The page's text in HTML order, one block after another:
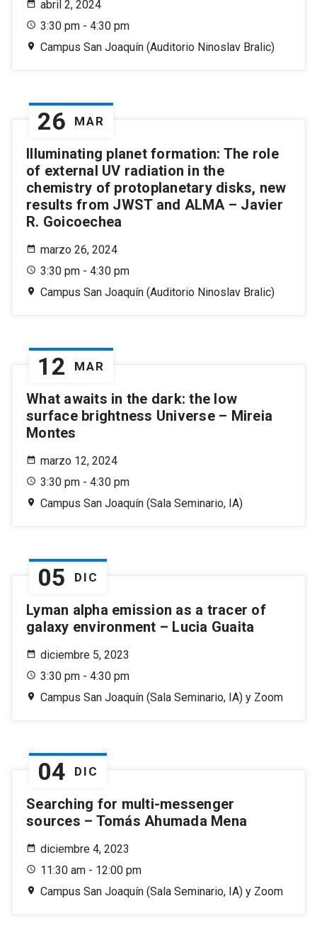
abril 2, 2024
3:30 pm - 4:30 pm
Campus San Joaquín (Auditorio Ninoslav Bralic)
26 MAR
Illuminating planet formation: The role
of external UV radiation in the
chemistry of protoplanetary disks, new
results from JWST and ALMA – Javier
R. Goicoechea
marzo 26, 2024
3:30 pm - 4:30 pm
Campus San Joaquín (Auditorio Ninoslav Bralic)
12 MAR
What awaits in the dark: the low
surface brightness Universe – Mireia
Montes
marzo 12, 2024
3:30 pm - 4:30 pm
Campus San Joaquín (Sala Seminario, IA)
05 DIC
Lyman alpha emission as a tracer of
galaxy environment – Lucia Guaita
diciembre 5, 2023
3:30 pm - 4:30 pm
Campus San Joaquín (Sala Seminario, IA) y Zoom
04 DIC
Searching for multi-messenger
sources – Tomás Ahumada Mena
diciembre 4, 2023
11:30 am - 12:00 pm
Campus San Joaquín (Sala Seminario, IA) y Zoom